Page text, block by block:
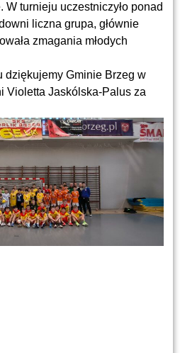
W turnieju uczestniczyło ponad
liczna grupa, głównie
zmagania młodych
dziękujemy Gminie Brzeg w
Violetta Jaskólska-Palus za